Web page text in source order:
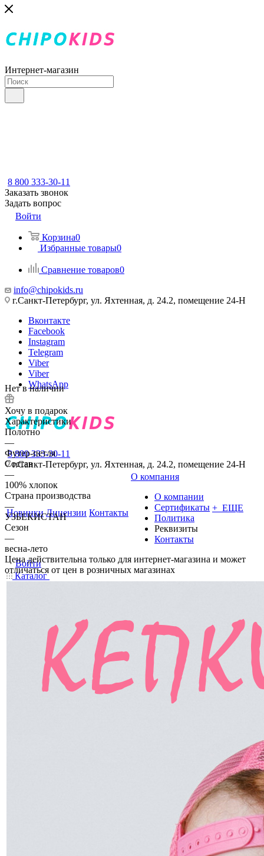
Интернет-магазин
8 800 333-30-11
Заказать звонок
Задать вопрос
Войти
Корзина0
Избранные товары0
Сравнение товаров0
info@chipokids.ru
г.Санкт-Петербург, ул. Яхтенная, д. 24.2, помещение 24-Н
Вконтакте
Facebook
Instagram
Telegram
Viber
Viber
WhatsApp
8 800 333-30-11
г.Санкт-Петербург, ул. Яхтенная, д. 24.2, помещение 24-Н
Новинки Лицензии Контакты
О компания
О компании
Сертификаты
Политика
Реквизиты
Контакты
+ ЕЩЕ
Войти
Каталог
Нет в наличии
Хочу в подарок
Характеристики
Полотно
—
Футер-петля
Состав
—
100% хлопок
Страна производства
—
УЗБЕКИСТАН
Сезон
—
весна-лето
Цена действительна только для интернет-магазина и может
отличаться от цен в розничных магазинах